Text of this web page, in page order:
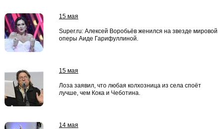
15 мая
Super.ru: Алексей Воробьёв женился на звезде мировой
оперы Аиде Гарифуллиной.
15 мая
Лоза заявил, что любая колхозница из села споёт
лучше, чем Кока и Чеботина.
14 мая